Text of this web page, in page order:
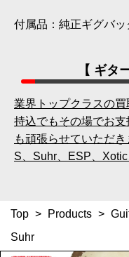
付属品：純正ギグバ
【 ギタ
業界トップクラスの
持込でもその場でお
も頑張らせていただ
S、Suhr、ESP、
Top > Products >
Suhr